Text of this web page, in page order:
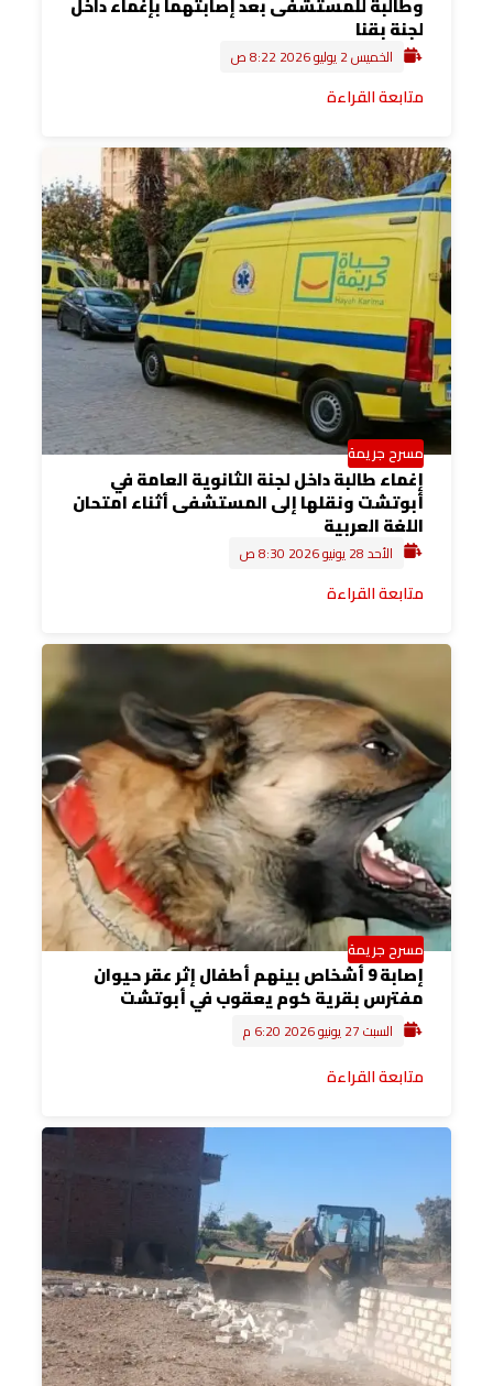
وطالبة للمستشفى بعد إصابتهما بإغماء داخل
لجنة بقنا
الخميس 2 يوليو 2026 8:22 ص
متابعة القراءة
مسرح جريمة
إغماء طالبة داخل لجنة الثانوية العامة في
أبوتشت ونقلها إلى المستشفى أثناء امتحان
اللغة العربية
الأحد 28 يونيو 2026 8:30 ص
متابعة القراءة
مسرح جريمة
إصابة 9 أشخاص بينهم أطفال إثر عقر حيوان
مفترس بقرية كوم يعقوب في أبوتشت
السبت 27 يونيو 2026 6:20 م
متابعة القراءة